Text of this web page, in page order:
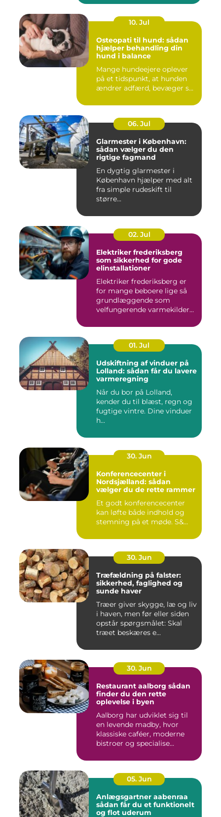
10. Jul
Osteopati til hund: sådan
hjælper behandling din
hund i balance
Mange hundeejere oplever
på et tidspunkt, at hunden
ændrer adfærd, bevæger s...
06. Jul
Glarmester i København:
sådan vælger du den
rigtige fagmand
En dygtig glarmester i
København hjælper med alt
fra simple rudeskift til
større...
02. Jul
Elektriker frederiksberg
som sikkerhed for gode
elinstallationer
Elektriker frederiksberg er
for mange beboere lige så
grundlæggende som
velfungerende varmekilder
01. Jul
Udskiftning af vinduer på
Lolland: sådan får du lavere
varmeregning
Når du bor på Lolland,
kender du til blæst, regn og
fugtige vintre. Dine vinduer
h...
30. Jun
Konferencecenter i
Nordsjælland: sådan
vælger du de rette rammer
Et godt konferencecenter
kan løfte både indhold og
stemning på et møde. S&...
30. Jun
Træfældning på falster:
sikkerhed, faglighed og
sunde haver
Træer giver skygge, læ og liv
i haven, men før eller siden
opstår spørgsmålet: Skal
træet beskæres e...
30. Jun
Restaurant aalborg sådan
finder du den rette
oplevelse i byen
Aalborg har udviklet sig til
en levende madby, hvor
klassiske caféer, moderne
bistroer og specialise...
05. Jun
Anlægsgartner aabenraa
sådan får du et funktionelt
og flot uderum